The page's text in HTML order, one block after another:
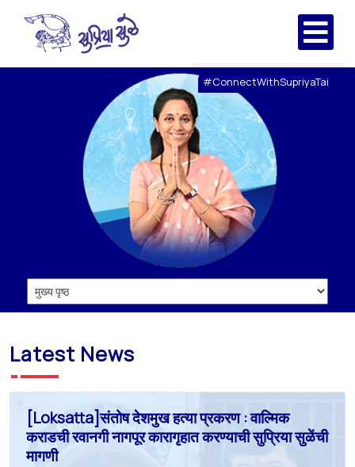
#ConnectWithSupriyaTai
Latest News
[Loksatta]संतोष देशमुख हत्या प्रकरण : वाल्मिक
कराडची रवानगी नागपूर कारागृहात करण्याची सुप्रिया सुळेंची
मागणी